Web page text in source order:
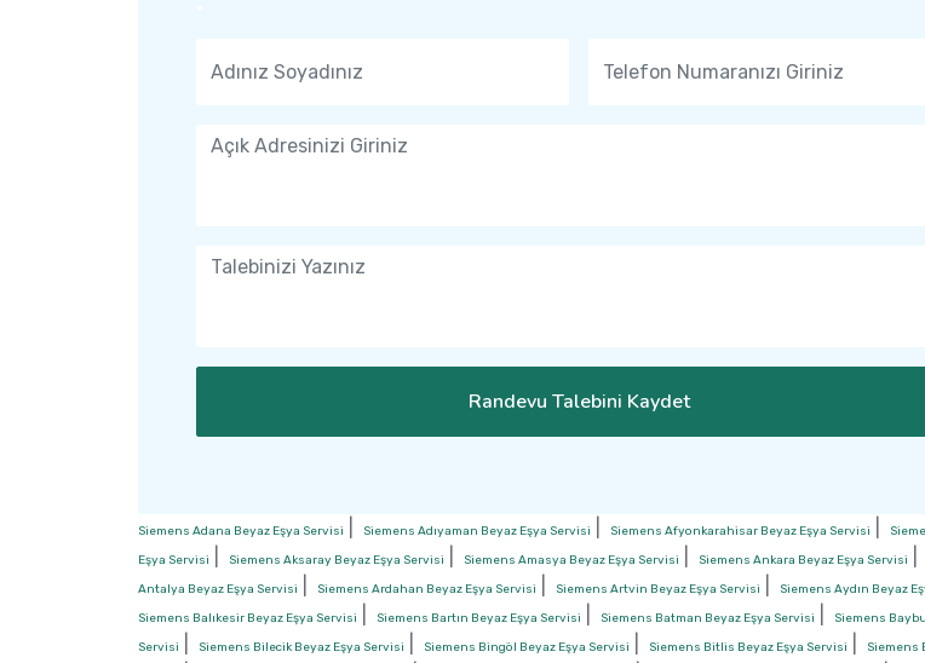
Randevu Talebini Kaydet
Siemens Adana Beyaz Eşya Servisi Siemens Adıyaman Beyaz Eşya Servisi Siemens Afyonkarahisar Beyaz Eşya Servisi
Eşya Servisi
Siemens Aksaray Beyaz Eşya Servisi Siemens Amasya Beyaz Eşya Servisi Siemens Ankara Beyaz Eşya Servisi
Antalya Beyaz Eşya Servisi
Siemens Ardahan Beyaz Eşya Servisi Siemens Artvin Beyaz Eşya Servisi Siemens Aydın Beyaz
Siemens Balıkesir Beyaz Eşya Servisi Siemens Bartın Beyaz Eşya Servisi Siemens Batman Beyaz Eşya Servisi
Siemens
Servisi
Siemens Bilecik Beyaz Eşya Servisi Siemens Bingöl Beyaz Eşya Servisi Siemens Bitlis Beyaz Eşya Servisi
Siemens